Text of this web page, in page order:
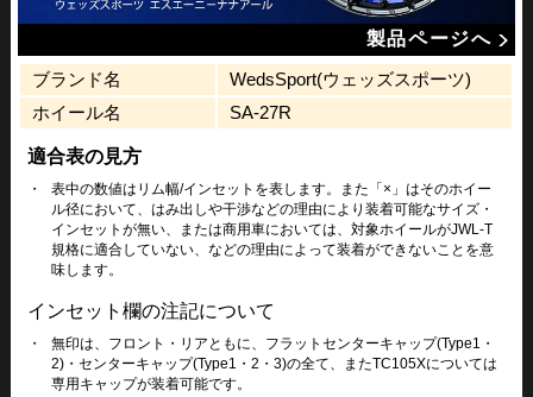
製品ページへ
ブランド名
WedsSport(ウェッズスポーツ)
ホイール名
SA-27R
適合表の見方
・
表中の数値はリム幅/インセットを表します。また「×」はそのホイー
ル径において、はみ出しや干渉などの理由により装着可能なサイズ・
インセットが無い、または商用車においては、対象ホイールがJWL-T
規格に適合していない、などの理由によって装着ができないことを意
味します。
インセット欄の注記について
・
無印は、フロント・リアともに、フラットセンターキャップ(Type1・
2)・センターキャップ(Type1・2・3)の全て、またTC105Xについては
専用キャップが装着可能です。